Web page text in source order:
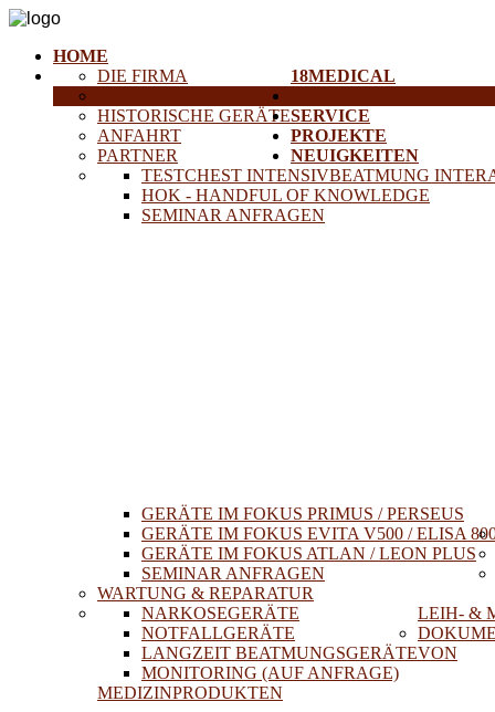
HOME
18MEDICAL
DIE FIRMA
HISTORISCHE GERÄTE
ANFAHRT
PARTNER
TESTCHEST INTENSIVBEATMUNG
HOK - HANDFUL OF KNOWLEDGE
SEMINAR ANFRAGEN
GERÄTE IM FOKUS PRIMUS / PERSEUS
GERÄTE IM FOKUS EVITA V500 / ELISA
GERÄTE IM FOKUS ATLAN / LEON PLUS
SEMINAR ANFRAGEN
SERVICE
WARTUNG & REPARATUR
LEIH- &
NARKOSEGERÄTE
NOTFALLGERÄTE
LANGZEIT BEATMUNGSGERÄTE
MONITORING (AUF ANFRAGE)
VON
MEDIZINPRODUKTEN
PROJEKTE
NEUIGKEITEN